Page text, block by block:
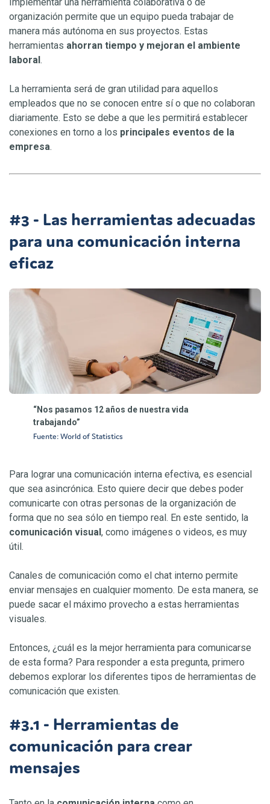
organización permite que un equipo pueda trabajar de
manera más autónoma en sus proyectos. Estas
herramientas ahorran tiempo y mejoran el ambiente
laboral .
La herramienta será de gran utilidad para aquellos
empleados que no se conocen entre sí o que no colaboran
diariamente. Esto se debe a que les permitirá establecer
conexiones en torno a los principales eventos de la
empresa.
#3 - Las herramientas adecuadas
para una comunicación interna
eficaz
“Nos pasamos 12 años de nuestra vida
trabajando”
Fuente: World of Statistics
Para lograr una comunicación interna efectiva, es esencial
que sea asincrónica. Esto quiere decir que debes poder
comunicarte con otras personas de la organización de
forma que no sea sólo en tiempo real. En este sentido, la
comunicación visual, como imágenes o videos, es muy
útil.
Canales de comunicación como el chat interno permite
enviar mensajes en cualquier momento. De esta manera, se
puede sacar el máximo provecho a estas herramientas
visuales.
Entonces, ¿cuál es la mejor herramienta para comunicarse
de esta forma? Para responder a esta pregunta, primero
debemos explorar los diferentes tipos de herramientas de
comunicación que existen.
#3.1 - Herramientas de
comunicación para crear
mensajes